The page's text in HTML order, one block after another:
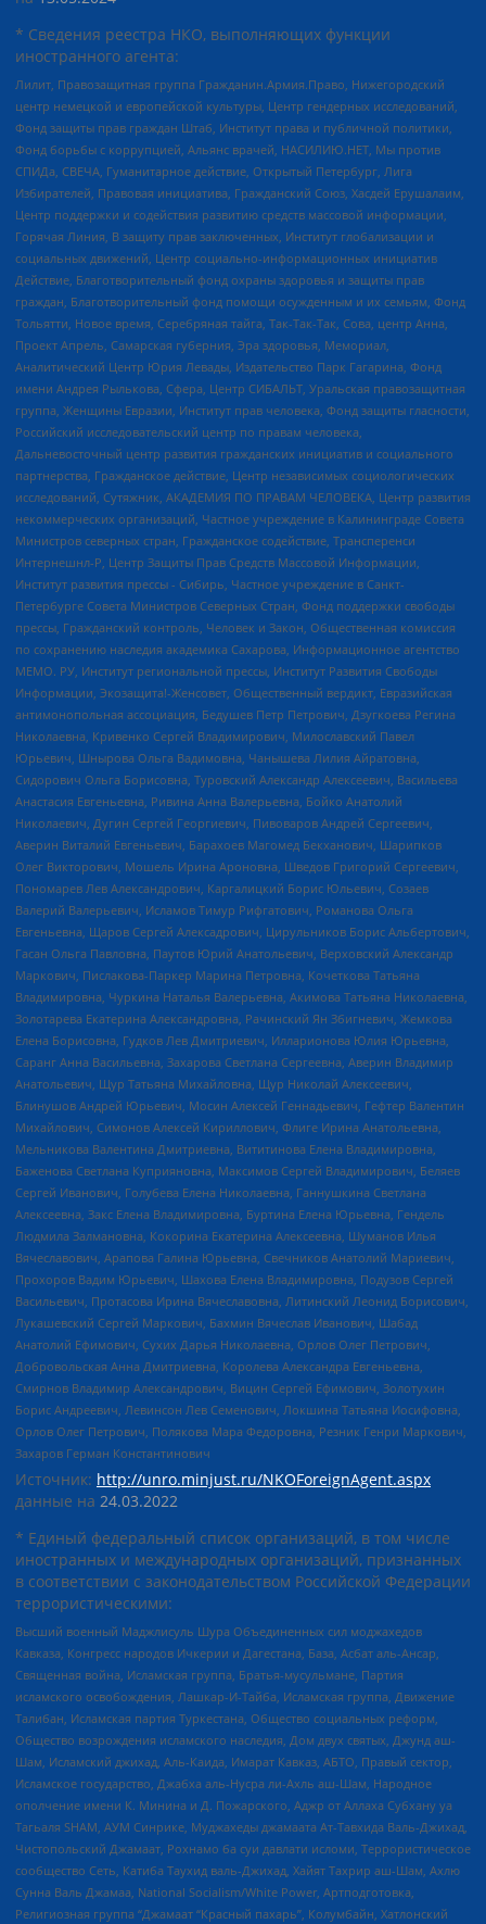
* Сведения реестра НКО, выполняющих функции
иностранного агента:
Лилит, Правозащитная группа Гражданин.Армия.Право, Нижегородский
центр немецкой и европейской культуры, Центр гендерных исследований,
Фонд защиты прав граждан Штаб, Институт права и публичной политики,
Фонд борьбы с коррупцией, Альянс врачей, НАСИЛИЮ.НЕТ, Мы против
СПИДа, СВЕЧА, Гуманитарное действие, Открытый Петербург, Лига
Избирателей, Правовая инициатива, Гражданский Союз, Хасдей Ерушалаим,
Центр поддержки и содействия развитию средств массовой информации,
Горячая Линия, В защиту прав заключенных, Институт глобализации и
социальных движений, Центр социально-информационных инициатив
Действие, Благотворительный фонд охраны здоровья и защиты прав
граждан, Благотворительный фонд помощи осужденным и их семьям, Фонд
Тольятти, Новое время, Серебряная тайга, Так-Так-Так, Сова, центр Анна,
Проект Апрель, Самарская губерния, Эра здоровья, Мемориал,
Аналитический Центр Юрия Левады, Издательство Парк Гагарина, Фонд
имени Андрея Рылькова, Сфера, Центр СИБАЛЬТ, Уральская правозащитная
группа, Женщины Евразии, Институт прав человека, Фонд защиты гласности,
Российский исследовательский центр по правам человека,
Дальневосточный центр развития гражданских инициатив и социального
партнерства, Гражданское действие, Центр независимых социологических
исследований, Сутяжник, АКАДЕМИЯ ПО ПРАВАМ ЧЕЛОВЕКА, Центр развития
некоммерческих организаций, Частное учреждение в Калининграде Совета
Министров северных стран, Гражданское содействие, Трансперенси
Интернешнл-Р, Центр Защиты Прав Средств Массовой Информации,
Институт развития прессы - Сибирь, Частное учреждение в Санкт-
Петербурге Совета Министров Северных Стран, Фонд поддержки свободы
прессы, Гражданский контроль, Человек и Закон, Общественная комиссия
по сохранению наследия академика Сахарова, Информационное агентство
МЕМО. РУ, Институт региональной прессы, Институт Развития Свободы
Информации, Экозащита!-Женсовет, Общественный вердикт, Евразийская
антимонопольная ассоциация, Бедушев Петр Петрович, Дзугкоева Регина
Николаевна, Кривенко Сергей Владимирович, Милославский Павел
Юрьевич, Шнырова Ольга Вадимовна, Чанышева Лилия Айратовна,
Сидорович Ольга Борисовна, Туровский Александр Алексеевич, Васильева
Анастасия Евгеньевна, Ривина Анна Валерьевна, Бойко Анатолий
Николаевич, Дугин Сергей Георгиевич, Пивоваров Андрей Сергеевич,
Аверин Виталий Евгеньевич, Барахоев Магомед Бекханович, Шарипков
Олег Викторович, Мошель Ирина Ароновна, Шведов Григорий Сергеевич,
Пономарев Лев Александрович, Каргалицкий Борис Юльевич, Созаев
Валерий Валерьевич, Исламов Тимур Рифгатович, Романова Ольга
Евгеньевна, Щаров Сергей Алексадрович, Цирульников Борис Альбертович,
Гасан Ольга Павловна, Паутов Юрий Анатольевич, Верховский Александр
Маркович, Пислакова-Паркер Марина Петровна, Кочеткова Татьяна
Владимировна, Чуркина Наталья Валерьевна, Акимова Татьяна Николаевна,
Золотарева Екатерина Александровна, Рачинский Ян Збигневич, Жемкова
Елена Борисовна, Гудков Лев Дмитриевич, Илларионова Юлия Юрьевна,
Саранг Анна Васильевна, Захарова Светлана Сергеевна, Аверин Владимир
Анатольевич, Щур Татьяна Михайловна, Щур Николай Алексеевич,
Блинушов Андрей Юрьевич, Мосин Алексей Геннадьевич, Гефтер Валентин
Михайлович, Симонов Алексей Кириллович, Флиге Ирина Анатольевна,
Мельникова Валентина Дмитриевна, Вититинова Елена Владимировна,
Баженова Светлана Куприяновна, Максимов Сергей Владимирович, Беляев
Сергей Иванович, Голубева Елена Николаевна, Ганнушкина Светлана
Алексеевна, Закс Елена Владимировна, Буртина Елена Юрьевна, Гендель
Людмила Залмановна, Кокорина Екатерина Алексеевна, Шуманов Илья
Вячеславович, Арапова Галина Юрьевна, Свечников Анатолий Мариевич,
Прохоров Вадим Юрьевич, Шахова Елена Владимировна, Подузов Сергей
Васильевич, Протасова Ирина Вячеславовна, Литинский Леонид Борисович,
Лукашевский Сергей Маркович, Бахмин Вячеслав Иванович, Шабад
Анатолий Ефимович, Сухих Дарья Николаевна, Орлов Олег Петрович,
Добровольская Анна Дмитриевна, Королева Александра Евгеньевна,
Смирнов Владимир Александрович, Вицин Сергей Ефимович, Золотухин
Борис Андреевич, Левинсон Лев Семенович, Локшина Татьяна Иосифовна,
Орлов Олег Петрович, Полякова Мара Федоровна, Резник Генри Маркович,
Захаров Герман Константинович
Источник: http://unro.minjust.ru/NKOForeignAgent.aspx
данные на 24.03.2022
* Единый федеральный список организаций, в том числе
иностранных и международных организаций, признанных
в соответствии с законодательством Российской Федерации
террористическими:
Высший военный Маджлисуль Шура Объединенных сил моджахедов
Кавказа, Конгресс народов Ичкерии и Дагестана, База, Асбат аль-Ансар,
Священная война, Исламская группа, Братья-мусульмане, Партия
исламского освобождения, Лашкар-И-Тайба, Исламская группа, Движение
Талибан, Исламская партия Туркестана, Общество социальных реформ,
Общество возрождения исламского наследия, Дом двух святых, Джунд аш-
Шам, Исламский джихад, Аль-Каида, Имарат Кавказ, АБТО, Правый сектор,
Исламское государство, Джабха аль-Нусра ли-Ахль аш-Шам, Народное
ополчение имени К. Минина и Д. Пожарского, Аджр от Аллаха Субхану уа
Тагьаля SHAM, АУМ Синрике, Муджахеды джамаата Ат-Тавхида Валь-Джихад,
Чистопольский Джамаат, Рохнамо ба суи давлати исломи, Террористическое
сообщество Сеть, Катиба Таухид валь-Джихад, Хайят Тахрир аш-Шам, Ахлю
Сунна Валь Джамаа, National Socialism/White Power, Артподготовка,
Религиозная группа “Джамаат “Красный пахарь”, Колумбайн, Хатлонский